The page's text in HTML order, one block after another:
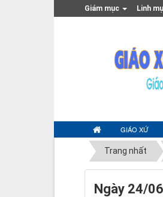
Giám mục Linh
GIÁO XỨ
Trang nhất
Ngày 24/